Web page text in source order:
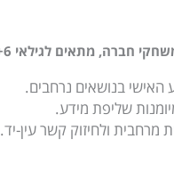
חברה,מתאים לגילאי 6+
בנושאים נרחבים.
שליפת מידע.
ולחיזוק קשר עין-יד.